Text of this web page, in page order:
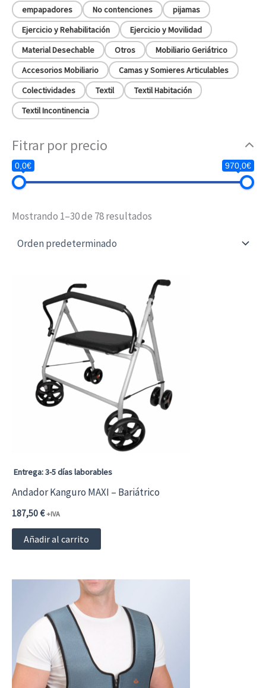
empapadores
No contenciones
pijamas
Ejercicio y Rehabilitación
Ejercicio y Movilidad
Material Desechable
Otros
Mobiliario Geriátrico
Accesorios Mobiliario
Camas y Somieres Articulables
Colectividades
Textil
Textil Habitación
Textil Incontinencia
Fitrar por precio
0,0€ 970,0€
Mostrando 1–30 de 78 resultados
Entrega: 3-5 días laborables
Andador Kanguro MAXI – Bariátrico
187,50€ +IVA
Añadir al carrito